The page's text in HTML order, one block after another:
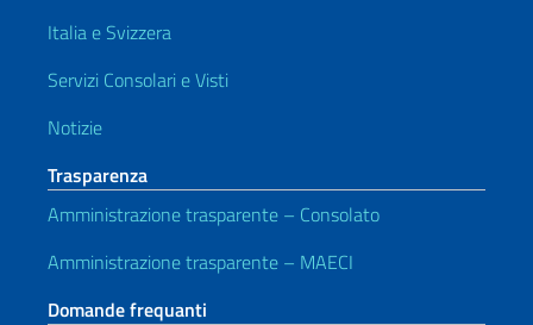
Italia e Svizzera
Servizi Consolari e Visti
Notizie
Trasparenza
Amministrazione trasparente – Consolato
Amministrazione trasparente – MAECI
Domande frequanti